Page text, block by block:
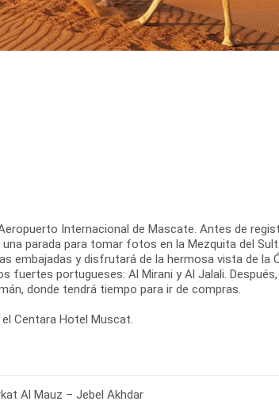
Internacional de Mascate. Antes de
parada para tomar fotos en la Mezquita del
embajadas y disfrutará de la hermosa vista de la
fuertes portugueses: Al Mirani y Al Jalali.
donde tendrá tiempo para ir de compras.
Al Mauz – Jebel Akhdar